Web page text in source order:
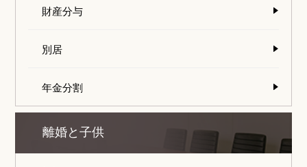
財産分与
別居
年金分割
離婚と子供